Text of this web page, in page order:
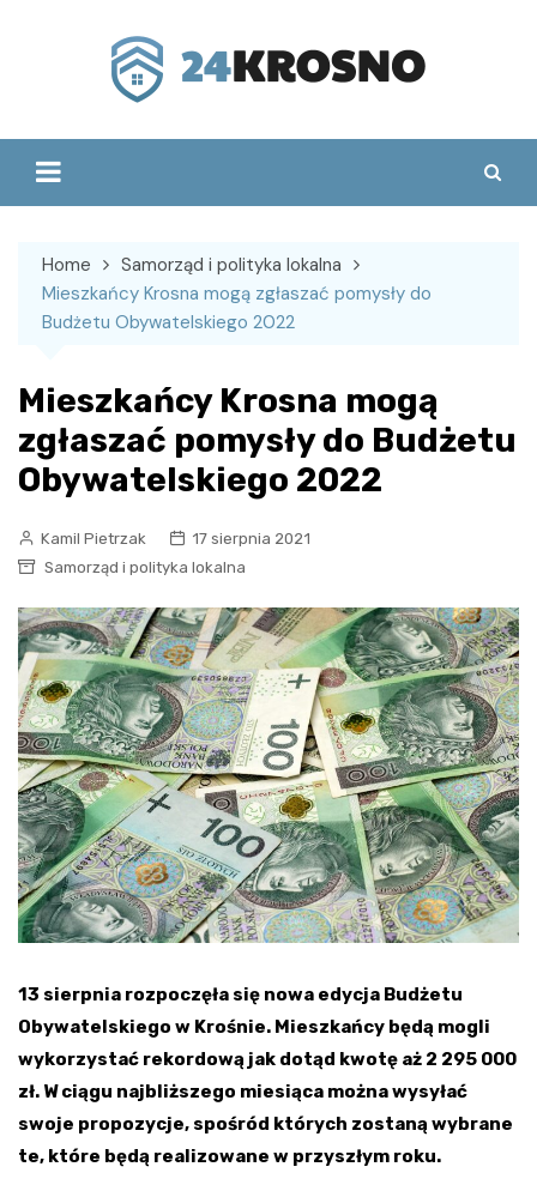
Home
Samorząd i polityka lokalna
Mieszkańcy Krosna mogą zgłaszać pomysły do
Budżetu Obywatelskiego 2022
Mieszkańcy Krosna mogą
zgłaszać pomysły do Budżetu
Obywatelskiego 2022
Kamil Pietrzak
17 sierpnia 2021
Samorząd i polityka lokalna
13 sierpnia rozpoczęła się nowa edycja Budżetu
Obywatelskiego w Krośnie. Mieszkańcy będą mogli
wykorzystać rekordową jak dotąd kwotę aż 2 295 000
zł. W ciągu najbliższego miesiąca można wysyłać
swoje propozycje, spośród których zostaną wybrane
te, które będą realizowane w przyszłym roku.